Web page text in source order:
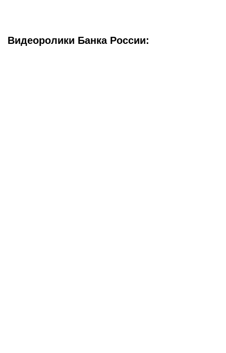
Видеоролики Банка России: